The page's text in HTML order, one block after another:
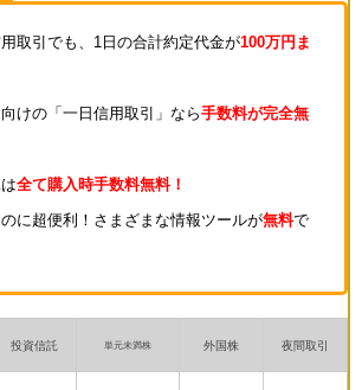
用取引でも、1日の合計約定代金が100万円ま
けの「一日信用取引」なら手数料が完全無
全て購入時手数料無料！
のに超便利！さまざまな情報ツールが無料で
投資信託 単元未満株 外国株 夜間取引